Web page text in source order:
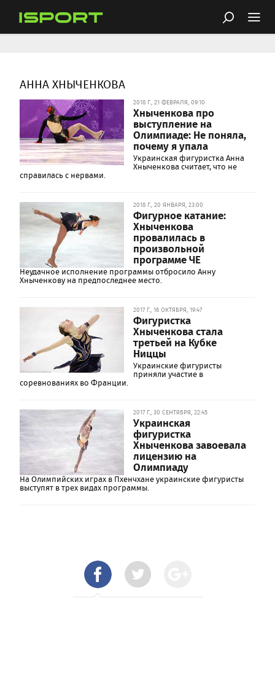
АННА ХНЫЧЕНКОВА
2018 Г., 21 ФЕВРАЛЯ, 09:10
Хныченкова про
выступление на
Олимпиаде: Не поняла,
почему я упала
Украинская фигуристка Анна
Хныченкова считает, что не
справилась с нервами.
2018 Г., 20 ЯНВАРЯ, 23:00
Фигурное катание:
Хныченкова
провалилась в
произвольной
программе ЧЕ
Неудачное исполнение программы отбросило Анну
Хныченкову на предпоследнее место.
2017 Г., 16 ОКТЯБРЯ, 19:47
Фигуристка
Хныченкова стала
третьей на Кубке
Ниццы
Украинские фигуристы
приняли участие в
соревнованиях во Франции.
2017 Г., 30 СЕНТЯБРЯ, 22:45
Украинская
фигуристка
Хныченкова завоевала
лицензию на
Олимпиаду
На Олимпийских играх в Пхенчхане украинские фигуристы
выступят в трех видах программы.